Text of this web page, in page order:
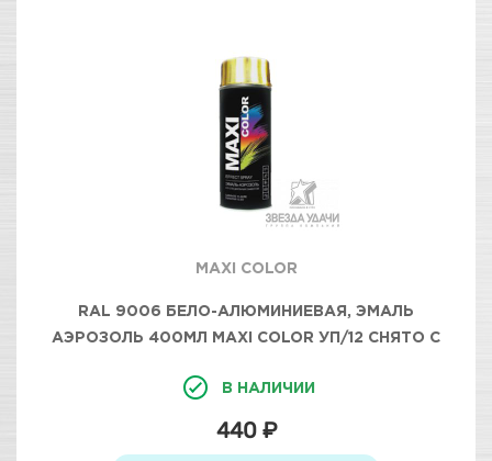
MAXI COLOR
RAL 9006 БЕЛО-АЛЮМИНИЕВАЯ, ЭМАЛЬ
АЭРОЗОЛЬ 400МЛ MAXI COLOR УП/12 СНЯТО С
В НАЛИЧИИ
440 ₽